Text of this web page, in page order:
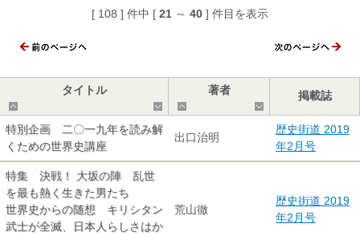
[ 108 ] 件中 [ 21 ～ 40 ] 件目を表示
タイトル
著者
掲載誌
特別企画 二〇一九年を読み解
くための世界史講座
出口治明
歴史街道 2019
年2月号
特集 決戦！ 大坂の陣 乱世
を最も熱く生きた男たち
世界史からの随想 キリシタン
武士が全滅、日本人らしさはか
荒山徹
歴史街道 2019
年2月号